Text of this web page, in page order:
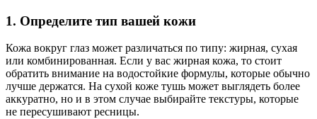
1. Определите тип вашей кожи
Кожа вокруг глаз может различаться по типу: жирная, сухая
или комбинированная. Если у вас жирная кожа, то стоит
обратить внимание на водостойкие формулы, которые обычно
лучше держатся. На сухой коже тушь может выглядеть более
аккуратно, но и в этом случае выбирайте текстуры, которые
не пересушивают ресницы.